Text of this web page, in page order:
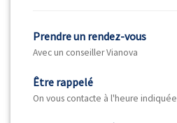
Prendre un rendez-vous
Avec un conseiller Vianova
Être rappelé
On vous contacte à l'heure indiquée